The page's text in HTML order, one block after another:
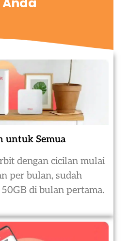
untuk Semua
dengan cicilan mulai
per bulan, sudah
di bulan pertama.